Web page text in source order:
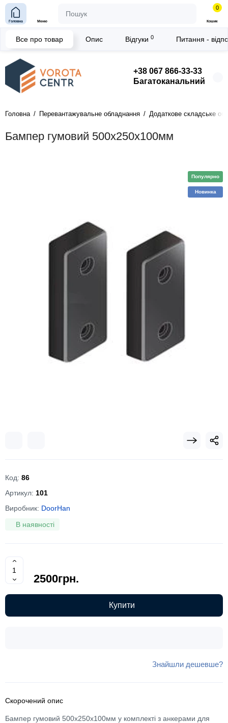
+38 067 866-33-33
Багатоканальний
Головна Меню
0
Кошик
Головна Перевантажувальне обладнання Додаткове складське
Бампер гумовий 500х250х100мм
Все про товар Опис Відгуки 0 Питання -
Популярно
Новинка
Код: 86
Артикул: 101
Виробник: DoorHan
В наявності
2500грн.
Купити
Знайшли дешевше?
Скорочений опис
Бампер гумовий 500х250х100мм у комплекті з анкерами для